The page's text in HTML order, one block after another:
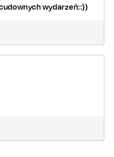
wydarzeń::))